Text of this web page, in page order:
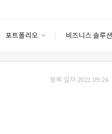
포트폴리오 비즈니스 솔루션
안심 코드 케어
등록 일자 2021.09.24.